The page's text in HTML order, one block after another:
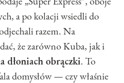
a po kolacji wsiedli do
razem. Na
że zarówno Kuba, jak i
dłoniach obrączki. To
domysłów — czy właśnie